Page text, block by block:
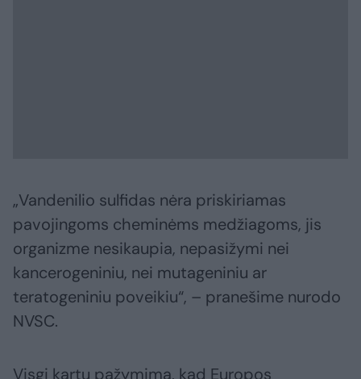
„Vandenilio sulfidas nėra priskiriamas
pavojingoms cheminėms medžiagoms, jis
organizme nesikaupia, nepasižymi nei
kancerogeniniu, nei mutageniniu ar
teratogeniniu poveikiu“, – pranešime nurodo
NVSC.
Visgi kartu pažymima, kad Europos